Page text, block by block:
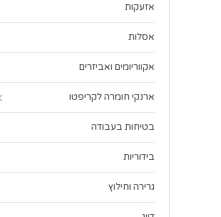
אזעקות
אסלות
אקווריומים ואביזרים
ארנקי חומרה לקריפטו
בטיחות בעבודה
בידוריות
גרירה וחילוץ